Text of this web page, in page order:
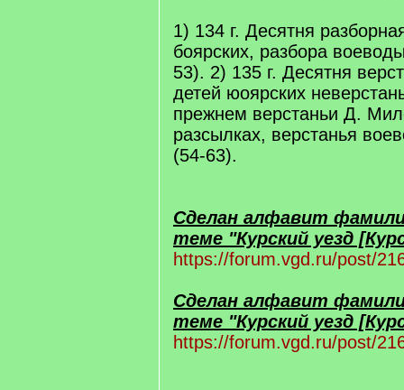
1) 134 г. Десятня
боярских, разбора
53). 2) 135 г. Десятня
детей юоярских
прежнем верстаньи Д.
разсылках, верстанья
(54-63).
Сделан алфавит
теме "Курский уезд
https://forum.vgd.ru/post/
Сделан алфавит
теме "Курский уезд
https://forum.vgd.ru/post/